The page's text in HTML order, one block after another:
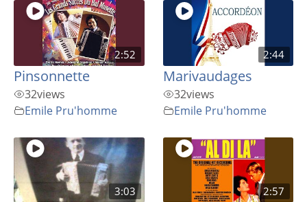
2:52
Pinsonnette
32views
Emile Pru'homme
2:44
Marivaudages
32views
Emile Pru'homme
3:03 2:57